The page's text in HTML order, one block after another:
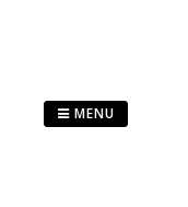
MENU